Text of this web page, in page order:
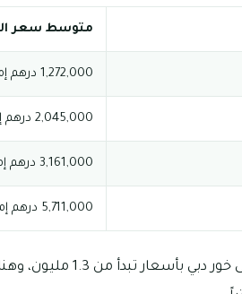
متوسط سعر
1,272,000 درهم إماراتي.
2,045,000 درهم إماراتي.
3,161,000 درهم إماراتي.
5,711,000 درهم إماراتي.
يمكنك تملك استوديو